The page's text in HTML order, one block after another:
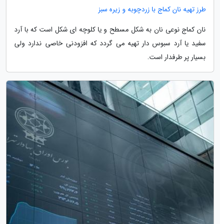
طرز تهیه نان کماج با زردچوبه و زیره سبز
نان کماج نوعی نان به شکل مسطح و یا کلوچه ای شکل است که با آرد
سفید یا آرد سبوس دار تهیه می گردد که افزودنی خاصی ندارد ولی
بسیار پر طرفدار است.